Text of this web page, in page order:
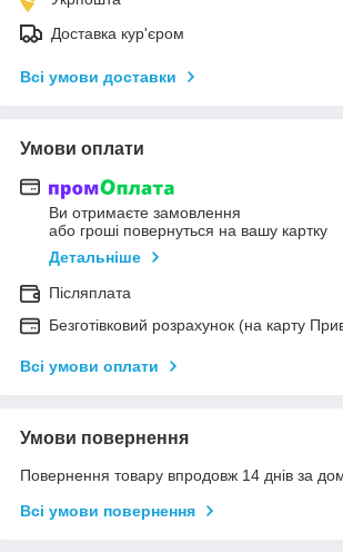
Доставка кур'єром
Всі умови доставки
Умови оплати
Ви отримаєте замовлення
або гроші повернуться на вашу картку
Детальніше
Післяплата
Безготівковий розрахунок (на карту
Всі умови оплати
Умови повернення
Повернення товару впродовж 14 днів за
Всі умови повернення